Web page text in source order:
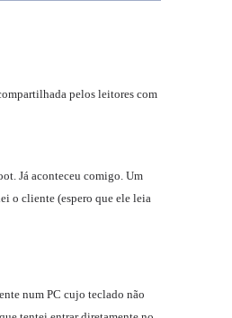
pelos leitores com
Já aconteceu comigo. Um
o cliente (espero que ele leia
num PC cujo teclado não